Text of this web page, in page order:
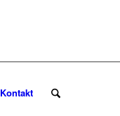
Kontakt